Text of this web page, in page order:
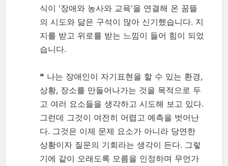
식이 '장애와 농사와 교육'을 연결해 온 꿈뜰
의 시도와 닮은 구석이 많아 신기했습니다. 지
지를 받고 위로를 받는 느낌이 들어 힘이 되었
습니다.
❝ 나는 장애인이 자기표현을 할 수 있는 환경,
상황, 장소를 만들어나가는 것을 목적으로 두
고 여러 요소들을 생각하고 시도해 보고 있다.
그런데 그것이 여전히 어렵고 예측을 벗어난
다. 그것은 이제 문제 요소가 아니라 당연한
상황이자 질문의 기회라는 생각이 든다. 그렇
기에 같이 오래도록 모름을 인정하며 무언가